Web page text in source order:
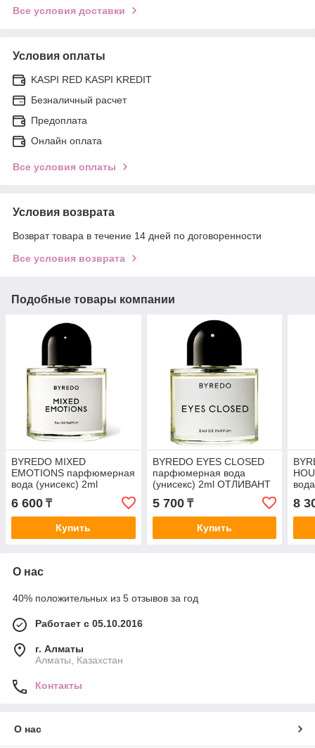
Все условия доставки
Условия оплаты
KASPI RED KASPI KREDIT
Безналичный расчет
Предоплата
Онлайн оплата
Все условия оплаты
Условия возврата
Возврат товара в течение 14 дней по договоренности
Все условия возврата
Подобные товары компании
BYREDO MIXED
EMOTIONS парфюмерная
вода (унисекс) 2ml
пробник
6 600 ₸
Купить
BYREDO EYES CLOSED
парфюмерная вода
(унисекс) 2ml ОТЛИВАНТ
5 700₸
Купить
8
О нас
40% положительных из 5 отзывов за год
Работает с 05.10.2016
г. Алматы
Алматы, Казахстан
Контакты
О нас